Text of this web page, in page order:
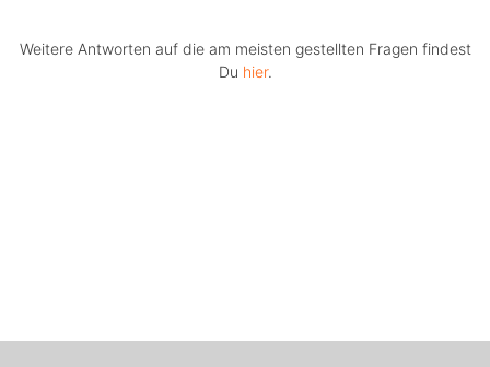
Weitere Antworten auf die am meisten gestellten Fragen findest
Du hier.